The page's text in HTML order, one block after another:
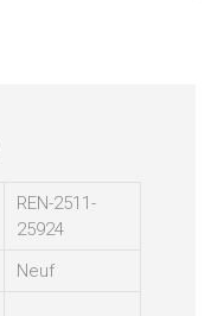
REN-2511-
25924
Neuf